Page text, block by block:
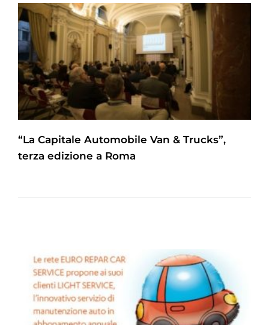
“La Capitale Automobile Van & Trucks”,
terza edizione a Roma